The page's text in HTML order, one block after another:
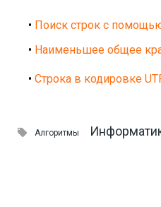
• Поиск строк с
• Наименьшее общее
• Строка в кодировке
 Алгоритмы